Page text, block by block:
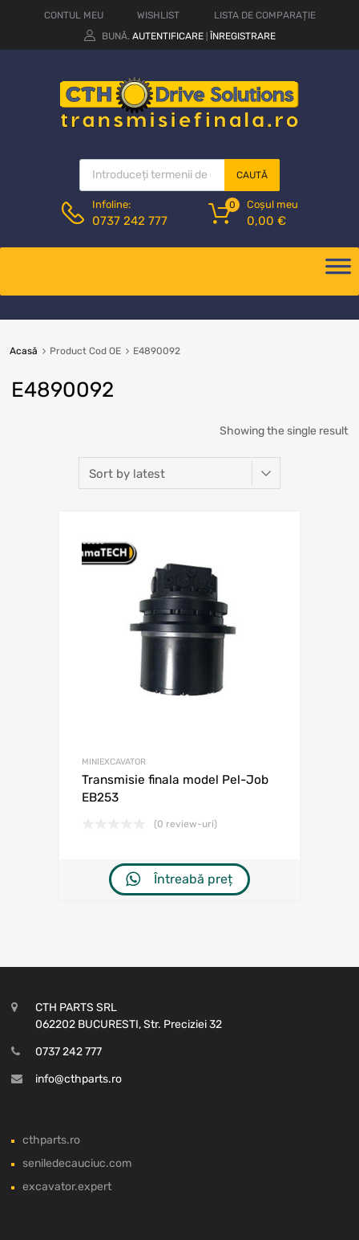
CONTUL MEU WISHLIST
LISTA DE COMPARAȚIE
BUNĂ. AUTENTIFICARE ÎNREGISTRARE
CAUTĂ
Infoline:
0737 242 777
Coșul meu
0,00 €
0
Acasă Product Cod OE E4890092
E4890092
Showing the single result
MINIEXCAVATOR
Transmisie finala model Pel-Job
EB253
(0 review-uri)
Întreabă preț
CTH PARTS SRL
062202 BUCURESTI, Str. Preciziei 32
0737 242 777
info@cthparts.ro
cthparts.ro
seniledecauciuc.com
excavator.expert